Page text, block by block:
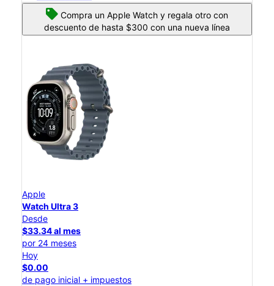
Compra un Apple Watch y regala otro con
descuento de hasta $300 con una nueva línea
Apple
Watch Ultra 3
Desde
$33.34 al mes
por 24 meses
Hoy
$0.00
de pago inicial + impuestos